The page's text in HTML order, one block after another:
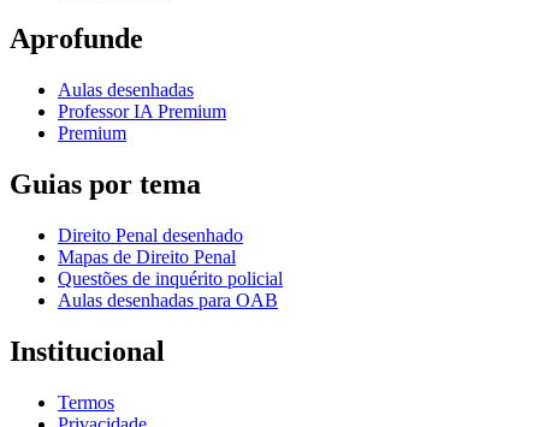
Aprofunde
Aulas desenhadas
Professor IA Premium
Premium
Guias por tema
Direito Penal desenhado
Mapas de Direito Penal
Questões de inquérito policial
Aulas desenhadas para OAB
Institucional
Termos